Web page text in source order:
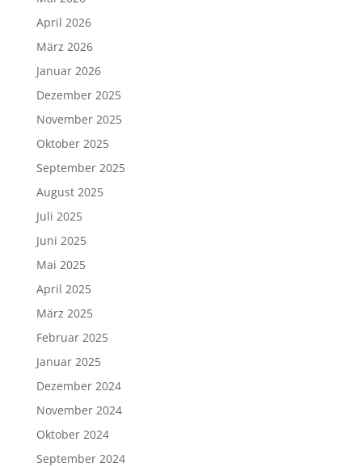
April 2026
März 2026
Januar 2026
Dezember 2025
November 2025
Oktober 2025
September 2025
August 2025
Juli 2025
Juni 2025
Mai 2025
April 2025
März 2025
Februar 2025
Januar 2025
Dezember 2024
November 2024
Oktober 2024
September 2024